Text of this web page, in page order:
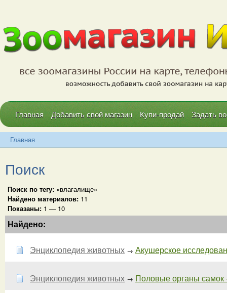
Главная Добавить свой магазин Купи-продай Задать
Главная
Поиск
Поиск по тегу: «влагалище»
Найдено материалов: 11
Показаны: 1 — 10
Найдено:
Энциклопедия животных → Акушерское
Энциклопедия животных → Половые органы самок